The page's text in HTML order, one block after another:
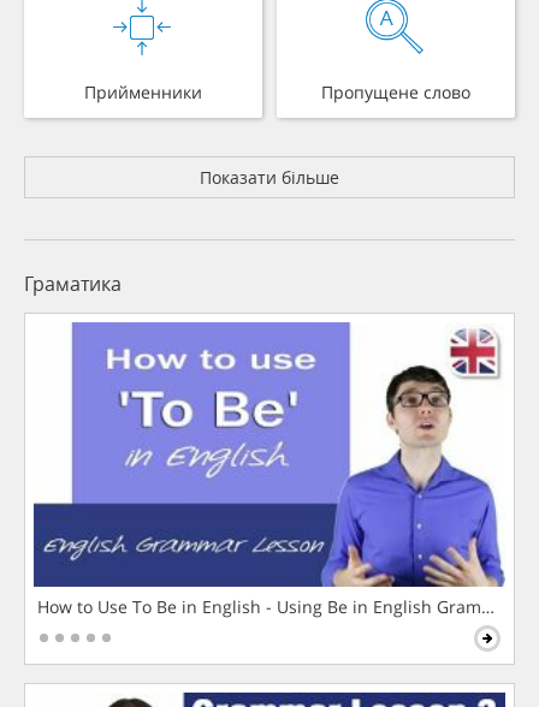
Прийменники Пропущене слово
Показати більше
Граматика
How to Use To Be in English - Using Be in English Grammar